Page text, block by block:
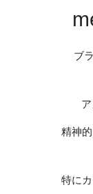
ブ
精神
特に